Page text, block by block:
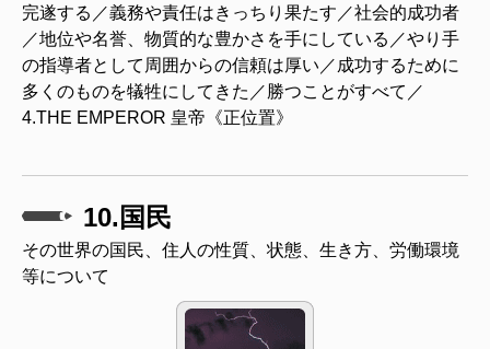
完遂する／義務や責任はきっちり果たす／社会的成功者
／地位や名誉、物質的な豊かさを手にしている／やり手
の指導者として周囲からの信頼は厚い／成功するために
多くのものを犠牲にしてきた／勝つことがすべて／
4.THE EMPEROR 皇帝《正位置》
10.国民
その世界の国民、住人の性質、状態、生き方、労働環境
等について